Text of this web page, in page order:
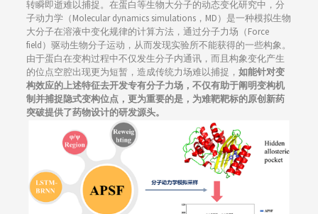
转瞬即逝难以捕捉。在蛋白等生物大分子的动态变化研究中，分
子动力学（Molecular dynamics simulations，MD）是一种模拟生物
大分子在溶液中变化规律的计算方法，通过分子力场（Force
field）驱动生物分子运动，从而发现实验所不能获得的一些构象。
由于蛋白在变构过程中不仅发生分子内通讯，而且构象变化产生
的位点空腔出现更为短暂，造成传统力场难以捕捉， 如能针对变
构效应的上述特征去开发专有分子力场，不仅有助于阐明变构机
制并捕捉隐式变构位点，更为重要的是，为难靶靶标的原创新药
突破提供了药物设计的研发源头。